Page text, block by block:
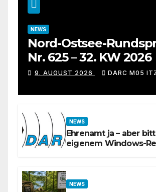
NEWS
Nord-Ostsee-
Nr. 625 – 32. KW 2026
9. AUGUST 2026 DARC M05
NEWS
Ehrenamt ja – aber
eigenem Windows-
NEWS